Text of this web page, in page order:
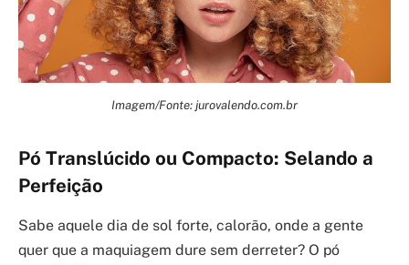
Imagem/Fonte: jurovalendo.com.br
Pó Translúcido ou Compacto: Selando a
Perfeição
Sabe aquele dia de sol forte, calorão, onde a gente
quer que a maquiagem dure sem derreter? O pó